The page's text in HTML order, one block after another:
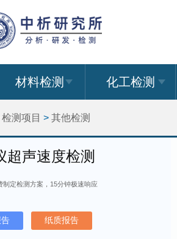
材料检测 化工检测
检测项目 > 其他检测
超声速度检测
制定检测方案，15分钟极速响应
纸质报告